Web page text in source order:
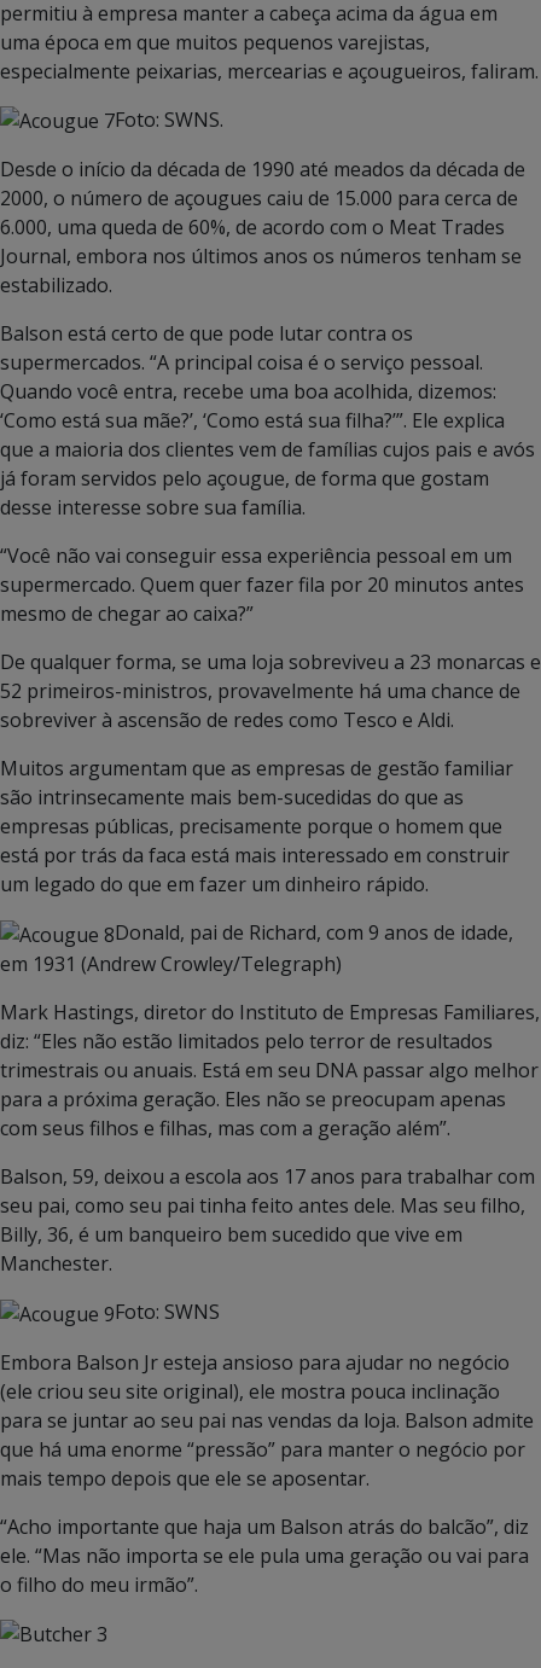
permitiu à empresa manter a cabeça acima da água em
uma época em que muitos pequenos varejistas,
especialmente peixarias, mercearias e açougueiros, faliram.
Foto: SWNS.
Desde o início da década de 1990 até meados da década de
2000, o número de açougues caiu de 15.000 para cerca de
6.000, uma queda de 60%, de acordo com o Meat Trades
Journal, embora nos últimos anos os números tenham se
estabilizado.
Balson está certo de que pode lutar contra os
supermercados. “A principal coisa é o serviço pessoal.
Quando você entra, recebe uma boa acolhida, dizemos:
‘Como está sua mãe?’, ‘Como está sua filha?’”. Ele explica
que a maioria dos clientes vem de famílias cujos pais e avós
já foram servidos pelo açougue, de forma que gostam
desse interesse sobre sua família.
“Você não vai conseguir essa experiência pessoal em um
supermercado. Quem quer fazer fila por 20 minutos antes
mesmo de chegar ao caixa?”
De qualquer forma, se uma loja sobreviveu a 23 monarcas e
52 primeiros-ministros, provavelmente há uma chance de
sobreviver à ascensão de redes como Tesco e Aldi.
Muitos argumentam que as empresas de gestão familiar
são intrinsecamente mais bem-sucedidas do que as
empresas públicas, precisamente porque o homem que
está por trás da faca está mais interessado em construir
um legado do que em fazer um dinheiro rápido.
Donald, pai de Richard, com 9 anos de idade,
em 1931 (Andrew Crowley/Telegraph)
Mark Hastings, diretor do Instituto de Empresas Familiares,
diz: “Eles não estão limitados pelo terror de resultados
trimestrais ou anuais. Está em seu DNA passar algo melhor
para a próxima geração. Eles não se preocupam apenas
com seus filhos e filhas, mas com a geração além”.
Balson, 59, deixou a escola aos 17 anos para trabalhar com
seu pai, como seu pai tinha feito antes dele. Mas seu filho,
Billy, 36, é um banqueiro bem sucedido que vive em
Manchester.
Foto: SWNS
Embora Balson Jr esteja ansioso para ajudar no negócio
(ele criou seu site original), ele mostra pouca inclinação
para se juntar ao seu pai nas vendas da loja. Balson admite
que há uma enorme “pressão” para manter o negócio por
mais tempo depois que ele se aposentar.
“Acho importante que haja um Balson atrás do balcão”, diz
ele. “Mas não importa se ele pula uma geração ou vai para
o filho do meu irmão”.